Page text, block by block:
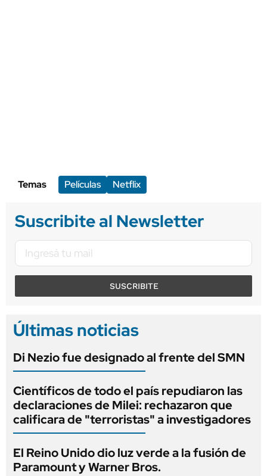
Temas Películas Netflix
Suscribite al Newsletter
SUSCRIBITE
Últimas noticias
Di Nezio fue designado al frente del SMN
Científicos de todo el país repudiaron las
declaraciones de Milei: rechazaron que
calificara de "terroristas" a investigadores
El Reino Unido dio luz verde a la fusión de
Paramount y Warner Bros.